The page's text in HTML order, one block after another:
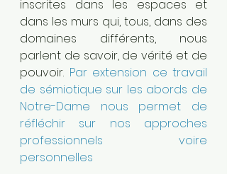
inscrites dans les espaces et
dans les murs qui, tous, dans des
domaines différents, nous
parlent de savoir, de vérité et de
pouvoir. Par extension ce travail
de sémiotique sur les abords de
Notre-Dame nous permet de
réfléchir sur nos approches
professionnels voire
personnelles